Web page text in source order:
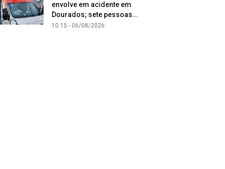
envolve em acidente em
Dourados; sete pessoas...
10:15 - 06/08/2026